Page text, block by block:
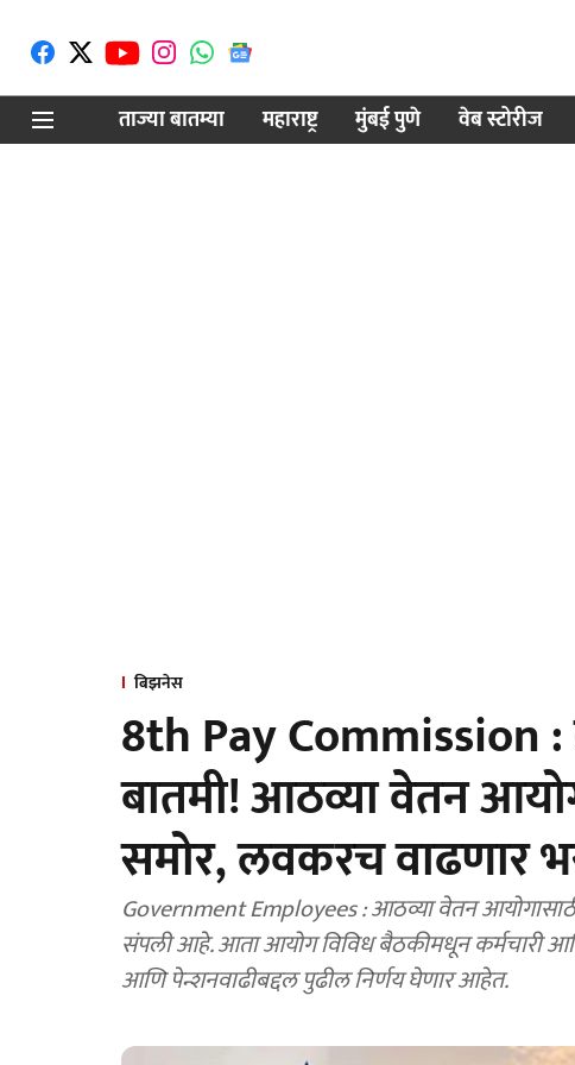
ताज्या बातम्या
महाराष्ट्र मुंबई पुणे वेब स्टोरीज
बिझनेस
8th Pay Commission :
बातमी! आठव्या वेतन
समोर, लवकरच वाढणार
Government Employees : आठव्या वेतन
संपली आहे. आता आयोग विविध बैठकीमधून कर्मचारी
आणि पेन्शनवाढीबद्दल पुढील निर्णय घेणार आहेत.